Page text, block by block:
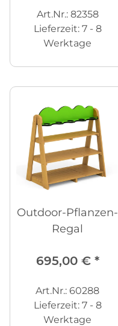
Art.Nr.: 82358
Lieferzeit: 7 - 8
Werktage
Outdoor-Pflanzen-
Regal
695,00 € *
Art.Nr.: 60288
Lieferzeit: 7 - 8
Werktage